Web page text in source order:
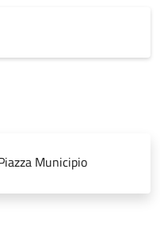
Municipio